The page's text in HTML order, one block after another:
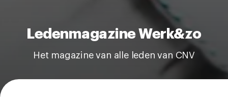
Ledenmagazine Werk&zo
Het magazine van alle leden van CNV